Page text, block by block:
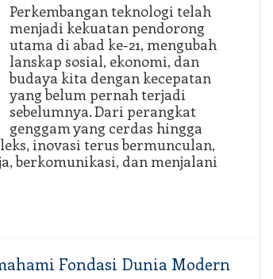
Perkembangan teknologi telah
menjadi kekuatan pendorong
utama di abad ke-21, mengubah
lanskap sosial, ekonomi, dan
budaya kita dengan kecepatan
yang belum pernah terjadi
sebelumnya. Dari perangkat
genggam yang cerdas hingga
inovasi terus bermunculan,
berkomunikasi, dan menjalani
Fondasi Dunia Modern